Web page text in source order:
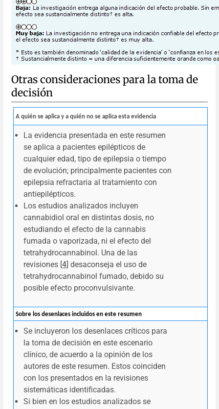
Otras consideraciones para la toma de
decisión
A quién se aplica y a quién no se aplica esta evidencia
La evidencia presentada en este resumen
se aplica a pacientes epilépticos de
cualquier edad, tipo de epilepsia o tiempo
de evolución; principalmente pacientes con
epilepsia refractaria al tratamiento con
antiepilépticos.
Los estudios analizados incluyen
cannabidiol oral en distintas dosis, no
estudiando el efecto de la cannabis
fumada o vaporizada, ni el efecto del
tetrahydrocannabinol. Una de las
revisiones [4] desaconseja el uso de
tetrahydrocannabinol fumado, debido su
posible efecto proconvulsivante.
Sobre los desenlaces incluidos en este resumen
Se incluyeron los desenlaces críticos para
la toma de decisión en este escenario
clínico, de acuerdo a la opinión de los
autores de este resumen. Estos coinciden
con los presentados en la revisiones
sistemáticas identificadas.
Si bien en los estudios analizados se